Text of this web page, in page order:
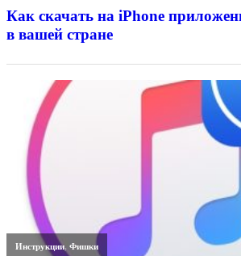
Как скачать на iPhone
в вашей стране
Инструкции,Фишки